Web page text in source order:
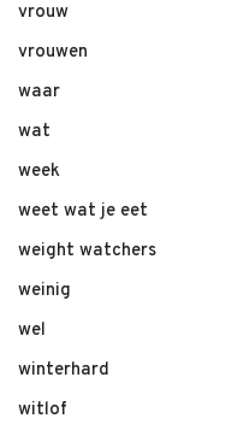
vrouw
vrouwen
waar
wat
week
weet wat je eet
weight watchers
weinig
wel
winterhard
witlof